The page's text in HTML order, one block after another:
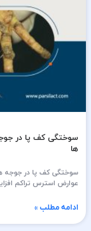
سوختگی کف پا در
ها
سوختگی کف پا در جوجه
عوارض استرس تراکم
ادامه مطلب »